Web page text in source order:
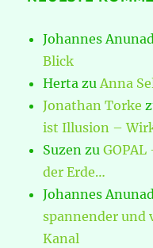
Johannes
Blick
Herta zuAnna
Jonathan Torke
ist Illusion –
Suzen zu
der Erde…
Johannes
spannender und
Kanal